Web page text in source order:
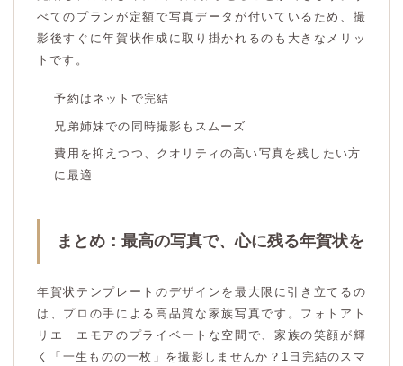
べてのプランが定額で写真データが付いているため、撮
影後すぐに年賀状作成に取り掛かれるのも大きなメリッ
トです。
予約はネットで完結
兄弟姉妹での同時撮影もスムーズ
費用を抑えつつ、クオリティの高い写真を残したい方
に最適
まとめ：最高の写真で、心に残る年賀状を
年賀状テンプレートのデザインを最大限に引き立てるの
は、プロの手による高品質な家族写真です。フォトアト
リエ エモアのプライベートな空間で、家族の笑顔が輝
く「一生ものの一枚」を撮影しませんか？1日完結のスマ